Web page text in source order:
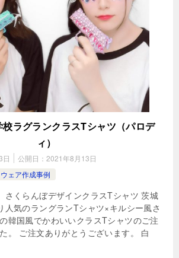
ラグランクラスTシャツ（パロデ
ィ）
日 公開日： 2021年8月13日
ェア作成事例
くらんぼデザインクラスTシャツ 茨城
人気のラングランTシャツ×キルシー風さ
韓国風でかわいいクラスTシャツのご注
。 ご注文ありがとうございます。 白